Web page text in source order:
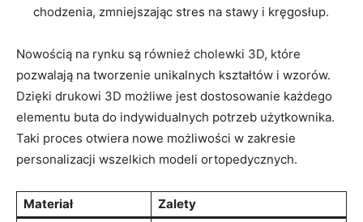
chodzenia, zmniejszając stres na stawy i kręgosłup.
Nowością na rynku są również cholewki 3D, które
pozwalają na tworzenie unikalnych kształtów i wzorów.
Dzięki drukowi 3D możliwe jest dostosowanie każdego
elementu buta do indywidualnych potrzeb użytkownika.
Taki proces otwiera nowe możliwości w zakresie
personalizacji wszelkich modeli ortopedycznych.
Materiał Zalety